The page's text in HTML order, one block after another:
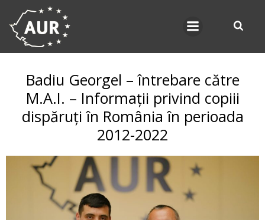
Badiu Georgel – întrebare către
M.A.I. – Informații privind copiii
dispăruți în România în perioada
2012-2022